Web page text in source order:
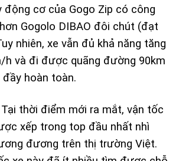
động cơ của Gogo Zip có công
Gogolo DIBAO đôi chút (đạt
nhiên, xe vẫn đủ khả năng tăng
và đi được quãng đường 90km
hoàn toàn.
thời điểm mới ra mắt, vận tốc
xếp trong top đầu nhất nhì
đương trên thị trường Việt.